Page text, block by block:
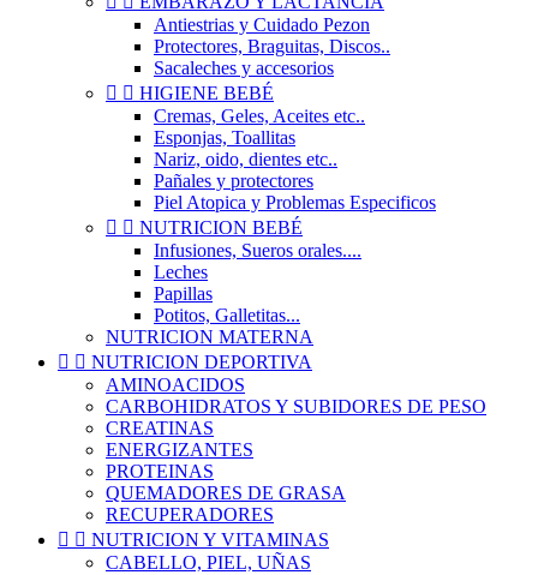
Antiestrias y Cuidado Pezon
Protectores, Braguitas, Discos..
Sacaleches y accesorios
  HIGIENE BEBÉ
Cremas, Geles, Aceites etc..
Esponjas, Toallitas
Nariz, oido, dientes etc..
Pañales y protectores
Piel Atopica y Problemas Especificos
  NUTRICION BEBÉ
Infusiones, Sueros orales....
Leches
Papillas
Potitos, Galletitas...
NUTRICION MATERNA
  NUTRICION DEPORTIVA
AMINOACIDOS
CARBOHIDRATOS Y SUBIDORES DE PESO
CREATINAS
ENERGIZANTES
PROTEINAS
QUEMADORES DE GRASA
RECUPERADORES
  NUTRICION Y VITAMINAS
CABELLO, PIEL, UÑAS